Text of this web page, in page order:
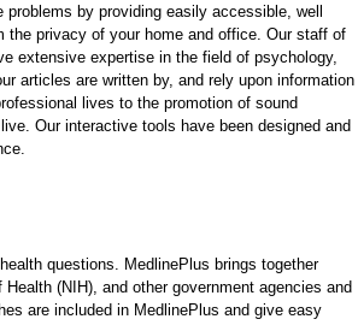
by providing easily accessible, well
the privacy of your home and office. Our staff of
extensive expertise in the field of psychology,
articles are written by, and rely upon information
lives to the promotion of sound
Our interactive tools have been designed and
questions. MedlinePlus brings together
(NIH), and other government agencies and
are included in MedlinePlus and give easy